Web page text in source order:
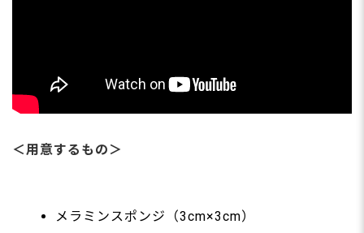
＜用意するもの＞
メラミンスポンジ（3cm×3cm）